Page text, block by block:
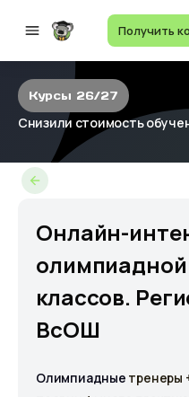
Получить
Курсы 26/27
Снизили стоимость
Онлайн-
олимпиадной
классов.
ВсОШ
Олимпиадные тренеры